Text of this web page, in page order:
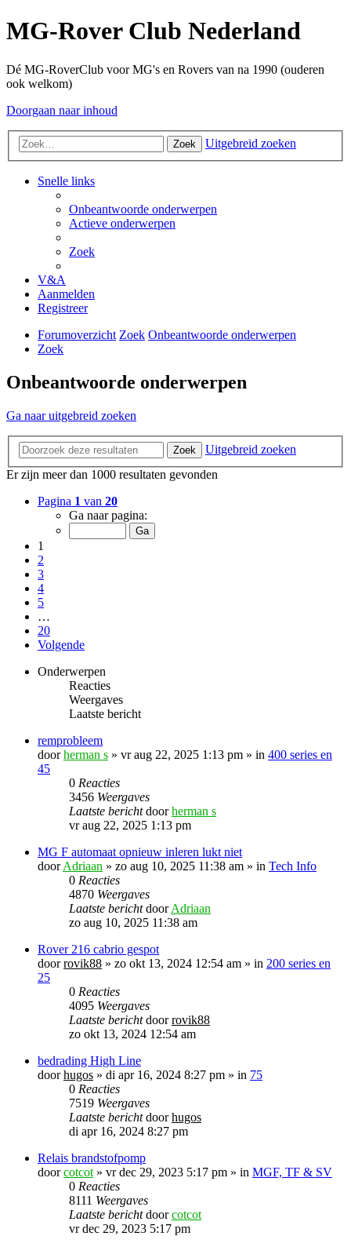
MG-Rover Club Nederland
Dé MG-RoverClub voor MG's en Rovers van na 1990 (ouderen
ook welkom)
Doorgaan naar inhoud
Zoek Uitgebreid zoeken
Snelle links
Onbeantwoorde onderwerpen
Actieve onderwerpen
Zoek
V&A
Aanmelden
Registreer
Forumoverzicht Zoek Onbeantwoorde onderwerpen
Zoek
Onbeantwoorde onderwerpen
Ga naar uitgebreid zoeken
Zoek
Uitgebreid zoeken
Er zijn meer dan 1000 resultaten gevonden
Pagina 1 van 20
Ga naar pagina:
1
2
3
4
5
…
20
Volgende
Onderwerpen
Reacties
Weergaves
Laatste bericht
remprobleem
doorherman s » vr aug 22, 2025 1:13 pm » in 400 series en
45
0 Reacties
3456 Weergaves
Laatste berichtdoorherman s
vr aug 22, 2025 1:13 pm
MG F automaat opnieuw inleren lukt niet
doorAdriaan » zo aug 10, 2025 11:38 am » in Tech Info
0 Reacties
4870 Weergaves
Laatste berichtdoorAdriaan
zo aug 10, 2025 11:38 am
Rover 216 cabrio gespot
doorrovik88 » zo okt 13, 2024 12:54 am » in 200 series en
25
0 Reacties
4095 Weergaves
Laatste berichtdoorrovik88
zo okt 13, 2024 12:54 am
bedrading High Line
doorhugos » di apr 16, 2024 8:27 pm » in 75
0 Reacties
7519 Weergaves
Laatste berichtdoorhugos
di apr 16, 2024 8:27 pm
Relais brandstofpomp
doorcotcot » vr dec 29, 2023 5:17 pm » in MGF, TF & SV
0 Reacties
8111 Weergaves
Laatste berichtdoorcotcot
vr dec 29, 2023 5:17 pm